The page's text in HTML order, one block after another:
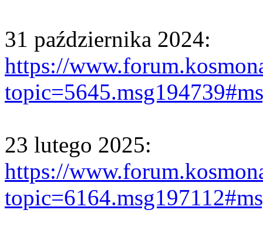
31 października 2024:
https://
23 lutego 2025:
https://